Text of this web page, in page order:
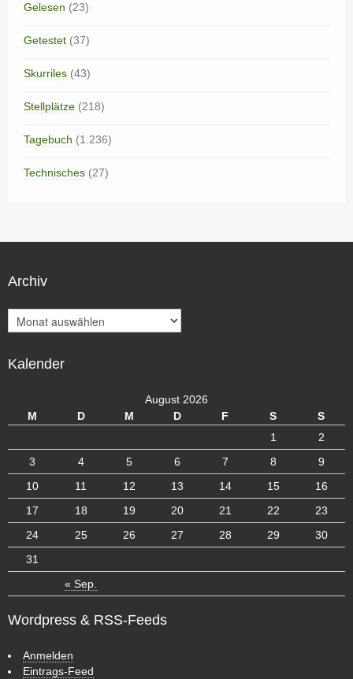
Gelesen (23)
Getestet (37)
Skurriles (43)
Stellplätze (218)
Tagebuch (1.236)
Technisches (27)
Archiv
r
h
Kalender
August 2026
M
D M D F S S
« Sep.
1
2
3
4 5 6 7 8
9
10
11 12 13 14 15
16
17
18 19 20 21 22
23
24
25 26 27 28 29
30
31
Wordpress & RSS-Feeds
Anmelden
Eintrags-Feed